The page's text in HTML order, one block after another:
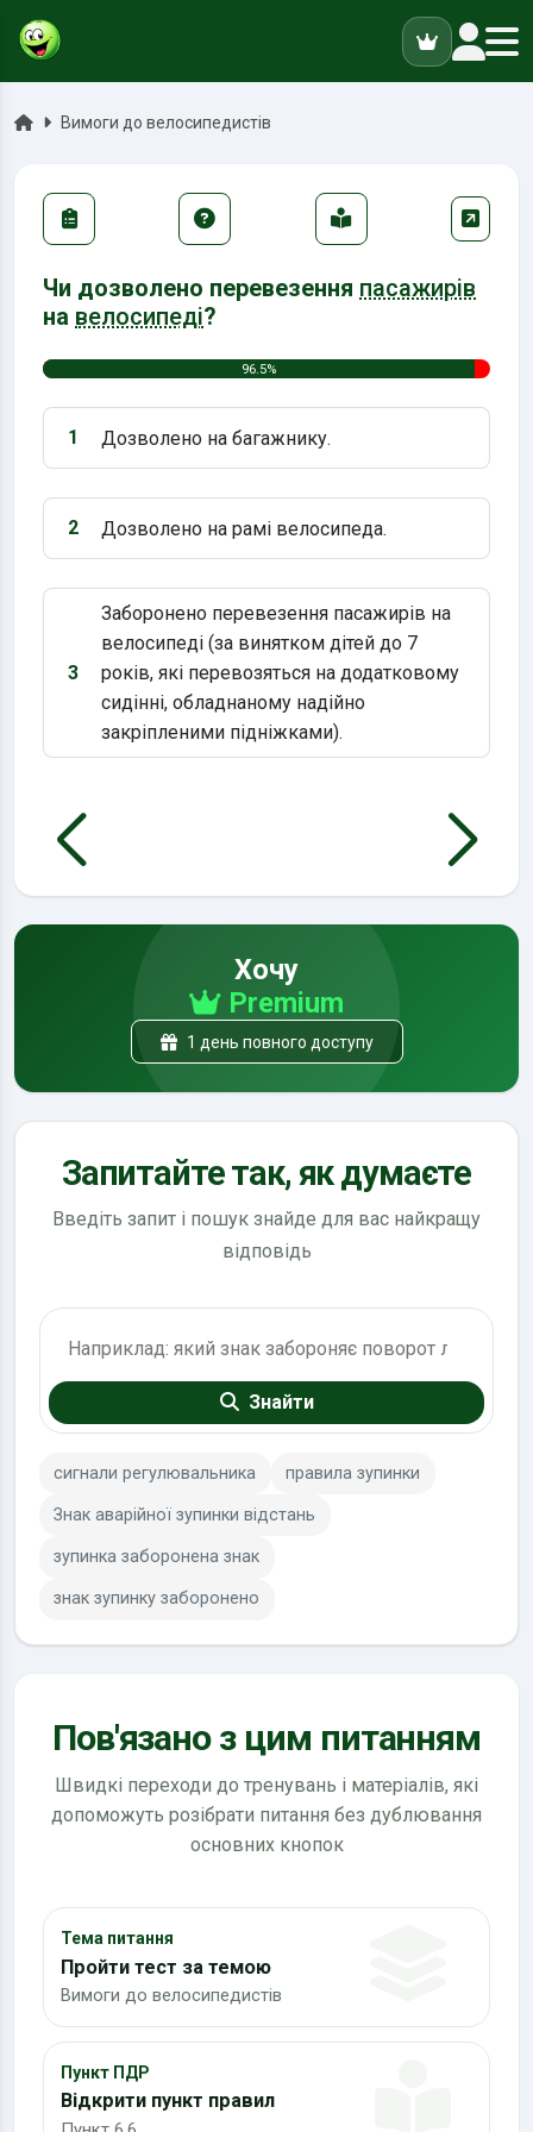
ГоловнаВимоги до велосипедистів
Чи дозволено перевезення пасажирів
на велосипеді?
96.5%
Варіант 1:
1 Дозволено на багажнику.
Варіант 2:
2 Дозволено на рамі велосипеда.
Варіант 3:
3
Заборонено перевезення пасажирів на
велосипеді (за винятком дітей до 7
років, які перевозяться на додатковому
сидінні, обладнаному надійно
закріпленими підніжками).
Хочу
Premium
1 день повного доступу
Запитайте так, як думаєте
Введіть запит і пошук знайде для вас найкращу
відповідь
Знайти
сигнали регулювальника правила зупинки
Знак аварійної зупинки відстань
зупинка заборонена знак
знак зупинку заборонено
Пов'язано з цим питанням
Швидкі переходи до тренувань і матеріалів, які
допоможуть розібрати питання без дублювання
основних кнопок
Тема питання
Пройти тест за темою
Вимоги до велосипедистів
Пункт ПДР
Відкрити пункт правил